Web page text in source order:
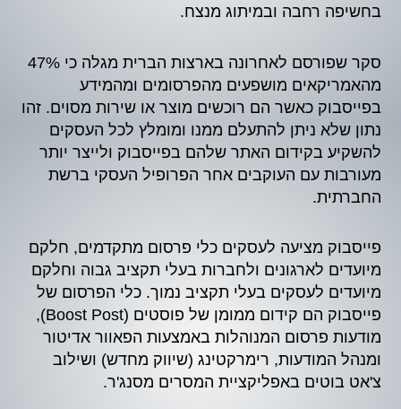
בחשיפה רחבה ובמיתוג מנצח.
סקר שפורסם לאחרונה בארצות הברית מגלה כי 47%
מהאמריקאים מושפעים מהפרסומים ומהמידע
בפייסבוק כאשר הם רוכשים מוצר או שירות מסוים. זהו
נתון שלא ניתן להתעלם ממנו ומומלץ לכל העסקים
להשקיע בקידום האתר שלהם בפייסבוק ולייצר יותר
מעורבות עם העוקבים אחר הפרופיל העסקי ברשת
החברתית.
פייסבוק מציעה לעסקים כלי פרסום מתקדמים, חלקם
מיועדים לארגונים ולחברות בעלי תקציב גבוה וחלקם
מיועדים לעסקים בעלי תקציב נמוך. כלי הפרסום של
פייסבוק הם קידום ממומן של פוסטים (Boost Post),
מודעות פרסום המנוהלות באמצעות הפאוור אדיטור
ומנהל המודעות, רימרקטינג (שיווק מחדש) ושילוב
צ'אט בוטים באפליקציית המסרים מסנג'ר.